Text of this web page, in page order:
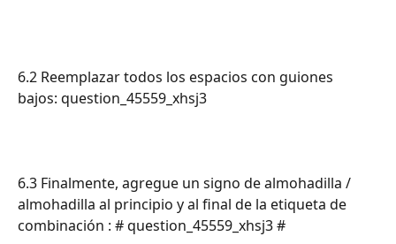
6.2 Reemplazar todos los espacios con guiones
bajos: question_45559_xhsj3
6.3 Finalmente, agregue un signo de almohadilla /
almohadilla al principio y al final de la etiqueta de
combinación : # question_45559_xhsj3 #